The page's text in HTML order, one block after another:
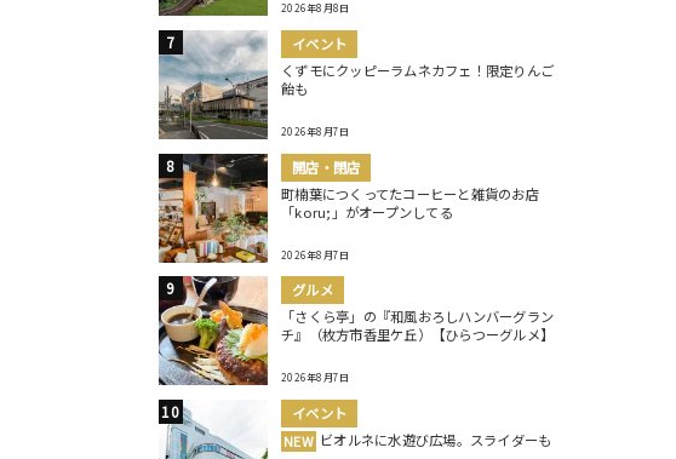
2026年8月8日
イベント
くずモにクッピーラムネカフェ！限定りんご
飴も
2026年8月7日
開店・閉店
町楠葉につくってたコーヒーと雑貨のお店
「koru;」がオープンしてる
2026年8月7日
グルメ
「さくら亭」の『和風おろしハンバーグラン
チ』（枚方市香里ケ丘）【ひらつーグルメ】
2026年8月7日
イベント
NEW ビオルネに水遊び広場。スライダーも